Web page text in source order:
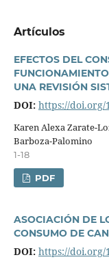
Artí­culos
EFECTOS DEL
UNA REVISIÓN
DOI: https://doi.org/
Karen Alexa Zarate-
Barboza-Palomino
1-18
PDF
ASOCIACIÓN DE
CONSUMO DE
DOI: https://doi.org/